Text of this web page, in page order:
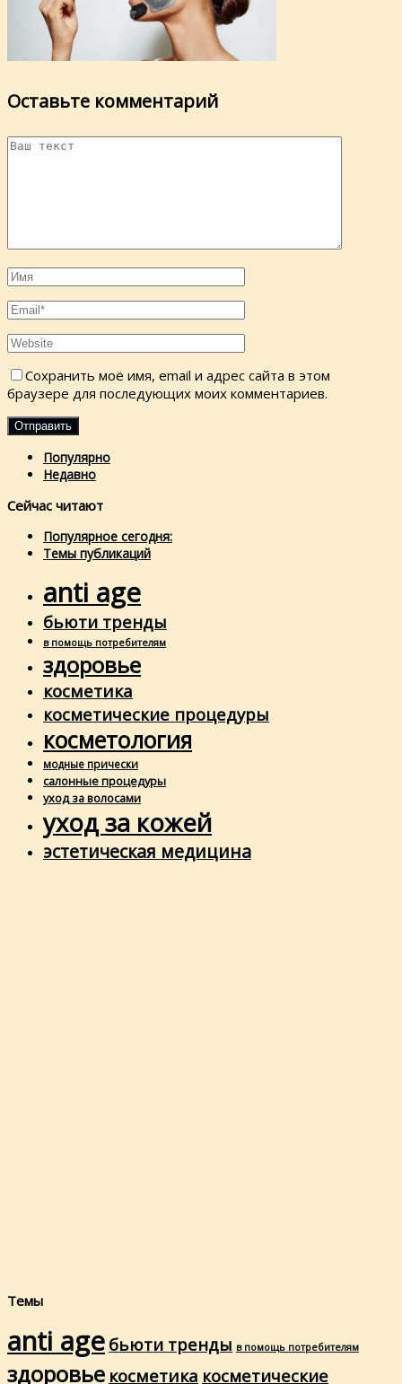
Оставьте комментарий
Сохранить моё имя, email и адрес сайта в этом
браузере для последующих моих комментариев.
Популярно
Недавно
Сейчас читают
Популярное сегодня:
Темы публикаций
anti age
бьюти тренды
в помощь потребителям
здоровье
косметика
косметические процедуры
косметология
модные прически
салонные процедуры
уход за волосами
уход за кожей
эстетическая медицина
Темы
anti age бьюти тренды в помощь потребителям
здоровье косметика косметические